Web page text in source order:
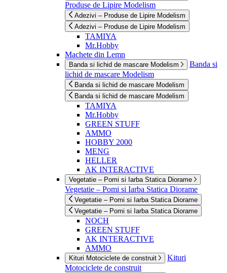
Produse de Lipire Modelism
Adezivi – Produse de Lipire Modelism
Adezivi – Produse de Lipire Modelism
TAMIYA
Mr.Hobby
Machete din Lemn
Banda si lichid de mascare Modelism
Banda si
lichid de mascare Modelism
Banda si lichid de mascare Modelism
Banda si lichid de mascare Modelism
TAMIYA
Mr.Hobby
GREEN STUFF
AMMO
HOBBY 2000
MENG
HELLER
AK INTERACTIVE
Vegetatie – Pomi si Iarba Statica Diorame
Vegetatie – Pomi si Iarba Statica Diorame
Vegetatie – Pomi si Iarba Statica Diorame
Vegetatie – Pomi si Iarba Statica Diorame
NOCH
GREEN STUFF
AK INTERACTIVE
AMMO
Kituri Motociclete de construit
Kituri
Motociclete de construit